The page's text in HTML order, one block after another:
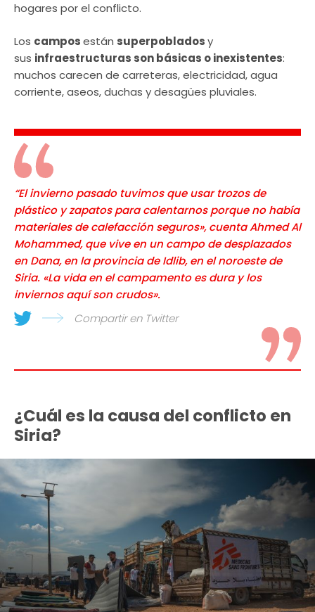
hogares por el conflicto.
Los camposestán superpobladosy
sus infraestructuras son básicas o inexistentes:
muchos carecen de carreteras, electricidad, agua
corriente, aseos, duchas y desagües pluviales.
“El invierno pasado tuvimos que usar trozos de
plástico y zapatos para calentarnos porque no había
materiales de calefacción seguros», cuenta Ahmed Al
Mohammed, que vive en un campo de desplazados
en Dana, en la provincia de Idlib, en el noroeste de
Siria. «La vida en el campamento es dura y los
inviernos aquí son crudos».
Compartir en Twitter
¿Cuál es la causa del conflicto en
Siria?